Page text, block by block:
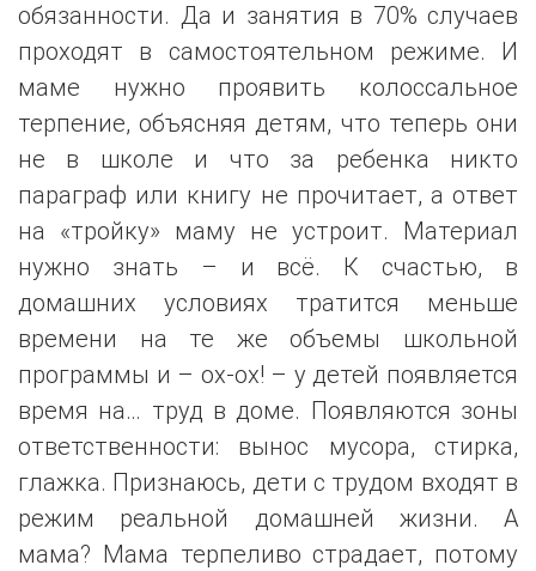
обязанности. Да и занятия в 70% случаев
проходят в самостоятельном режиме. И
маме нужно проявить колоссальное
терпение, объясняя детям, что теперь они
не в школе и что за ребенка никто
параграф или книгу не прочитает, а ответ
на «тройку» маму не устроит. Материал
нужно знать – и всё. К счастью, в
домашних условиях тратится меньше
времени на те же объемы школьной
программы и – ох-ох! – у детей появляется
время на… труд в доме. Появляются зоны
ответственности: вынос мусора, стирка,
глажка. Признаюсь, дети с трудом входят в
режим реальной домашней жизни. А
мама? Мама терпеливо страдает, потому